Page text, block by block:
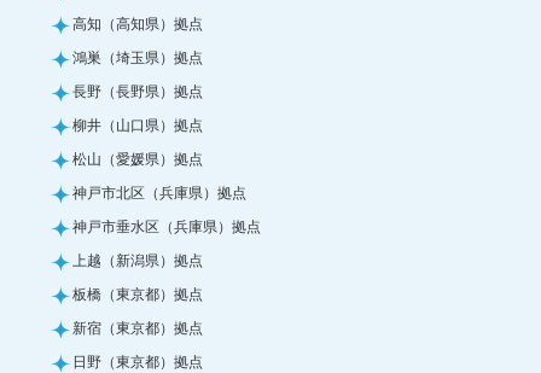
高知（高知県）拠点
鴻巣（埼玉県）拠点
長野（長野県）拠点
柳井（山口県）拠点
松山（愛媛県）拠点
神戸市北区（兵庫県）拠点
神戸市垂水区（兵庫県）拠点
上越（新潟県）拠点
板橋（東京都）拠点
新宿（東京都）拠点
日野（東京都）拠点